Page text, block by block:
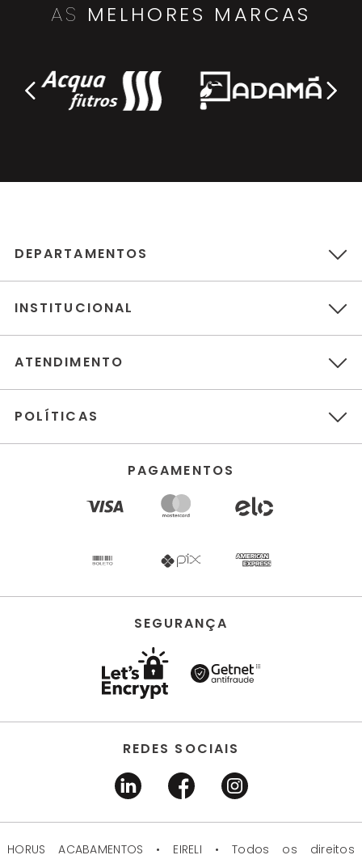
AS MELHORES MARCAS
DEPARTAMENTOS
INSTITUCIONAL
ATENDIMENTO
POLÍTICAS
PAGAMENTOS
SEGURANÇA
REDES SOCIAIS
HORUS ACABAMENTOS • EIRELI • Todos os direitos